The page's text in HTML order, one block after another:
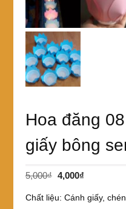
Hoa đăng
giấy bông
5,000₫ Giá
là:
4,000₫
tại
Chất liệu: Cánh giấy,